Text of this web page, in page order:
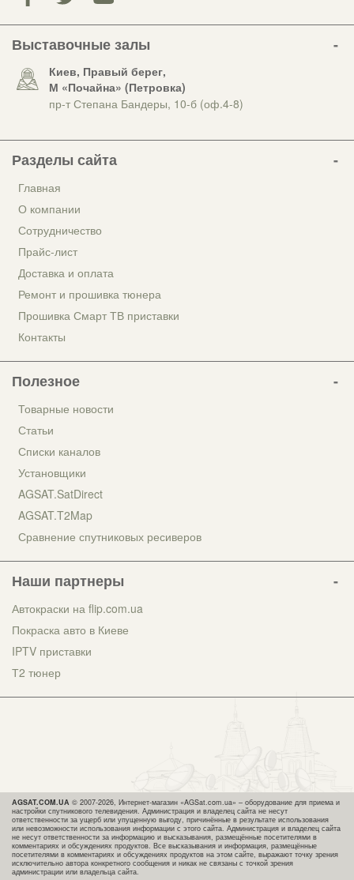
Выставочные залы
Киев, Правый берег,
М «Почайна» (Петровка)
пр-т Степана Бандеры, 10-б (оф.4-8)
Разделы сайта
Главная
О компании
Сотрудничество
Прайс-лист
Доставка и оплата
Ремонт и прошивка тюнера
Прошивка Смарт ТВ приставки
Контакты
Полезное
Товарные новости
Статьи
Списки каналов
Установщики
AGSAT.SatDirect
AGSAT.T2Map
Сравнение спутниковых ресиверов
Наши партнеры
Автокраски на flip.com.ua
Покраска авто в Киеве
IPTV приставки
Т2 тюнер
AGSAT.COM.UA © 2007-2026, Интернет-магазин «AGSat.com.ua» – оборудование для приема и
настройки спутникового телевидения. Администрация и владелец сайта не несут
ответственности за ущерб или упущенную выгоду, причинённые в результате использования
или невозможности использования информации с этого сайта. Администрация и владелец сайта
не несут ответственности за информацию и высказывания, размещённые посетителями в
комментариях и обсуждениях продуктов. Все высказывания и информация, размещённые
посетителями в комментариях и обсуждениях продуктов на этом сайте, выражают точку зрения
исключительно автора конкретного сообщения и никак не связаны с точкой зрения
администрации или владельца сайта.